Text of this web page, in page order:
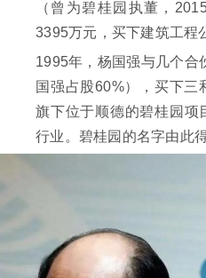
（曾为碧桂园执董，
3395万元，买下建筑工程
1995年，杨国强与几个合
国强占股60%），买下三
旗下位于顺德的碧桂园项
行业。碧桂园的名字由此得